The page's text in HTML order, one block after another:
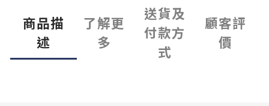
商品描
述
了解更
多
送貨及
付款方
式
顧客評
價